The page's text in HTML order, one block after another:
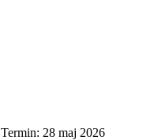
Termin: 28 maj 2026